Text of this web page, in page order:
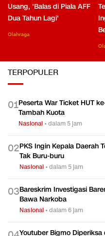
Usang, 'Balas di Piala AFF
Dua Tahun Lagi'
Olahraga
TERPOPULER
01Peserta War Ticket HUT
Tambah Kuota
Nasional •dalam 5 jam
02PKS Ingin Kepala Daerah
Tak Buru-buru
Nasional •dalam 5 jam
03Bareskrim Investigasi
Bawa Narkoba
Nasional •dalam 6 jam
Youtuber Bigmo Diperiksa